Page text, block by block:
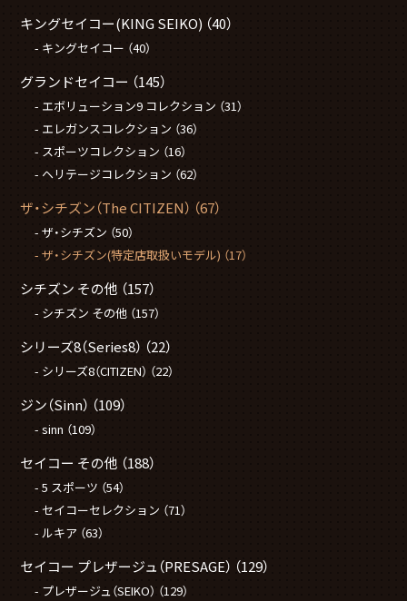
キングセイコー(KING SEIKO) （40）
キングセイコー （40）
グランドセイコー （145）
エボリューション9 コレクション （31）
エレガンスコレクション （36）
スポーツコレクション （16）
ヘリテージコレクション （62）
ザ・シチズン（The CITIZEN） （67）
ザ・シチズン （50）
ザ・シチズン(特定店取扱いモデル) （17）
シチズン その他 （157）
シチズン その他 （157）
シリーズ8（Series8） （22）
シリーズ8（CITIZEN） （22）
ジン（Sinn） （109）
sinn （109）
セイコー その他 （188）
5 スポーツ （54）
セイコーセレクション （71）
ルキア （63）
セイコー プレザージュ（PRESAGE） （129）
プレザージュ（SEIKO） （129）